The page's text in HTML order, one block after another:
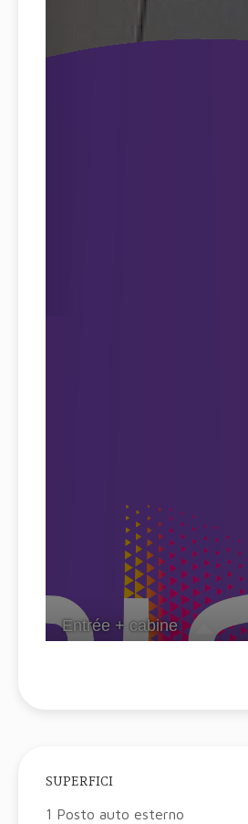
SUPERFICI
1 Posto auto esterno